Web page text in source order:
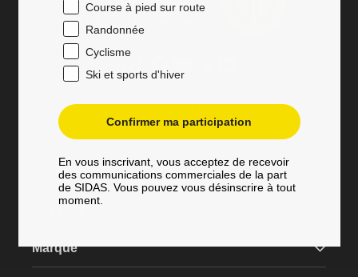
Instagram
Tik
Facebook
YouTube
+33 9 71 00 10 48
service@sidas.com
Produits
Marque
Course à pied sur route
Randonnée
Cyclisme
Ski et sports d'hiver
Confirmer ma participation
En vous inscrivant, vous acceptez de recevoir
des communications commerciales de la part
de SIDAS. Vous pouvez vous désinscrire à tout
moment.